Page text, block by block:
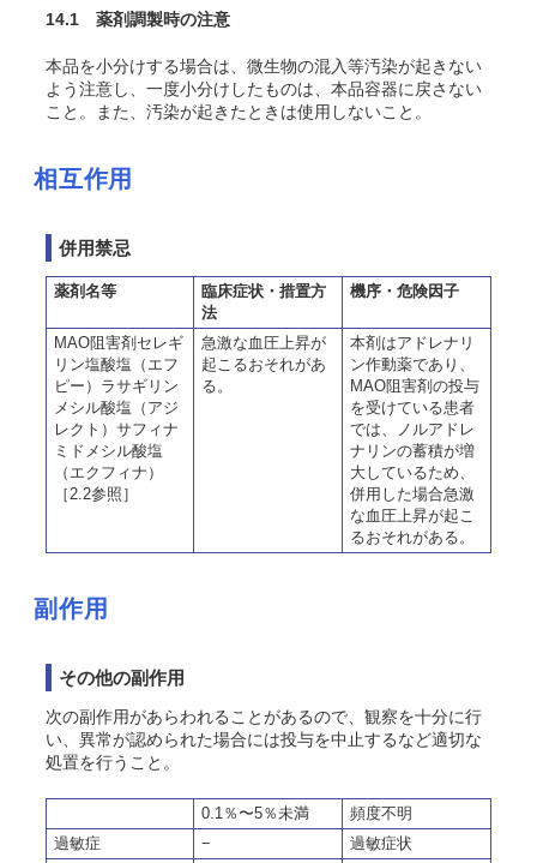
14.1 薬剤調製時の注意
本品を小分けする場合は、微生物の混入等汚染が起きない
よう注意し、一度小分けしたものは、本品容器に戻さない
こと。また、汚染が起きたときは使用しないこと。
相互作用
併用禁忌
薬剤名等
臨床症状・措置方
法
機序・危険因子
MAO阻害剤セレギ
リン塩酸塩（エフ
ピー）ラサギリン
メシル酸塩（アジ
レクト）サフィナ
ミドメシル酸塩
（エクフィナ）
［2.2参照］
急激な血圧上昇が
起こるおそれがあ
る。
本剤はアドレナリ
ン作動薬であり、
MAO阻害剤の投与
を受けている患者
では、ノルアドレ
ナリンの蓄積が増
大しているため、
併用した場合急激
な血圧上昇が起こ
るおそれがある。
副作用
その他の副作用
次の副作用があらわれることがあるので、観察を十分に行
い、異常が認められた場合には投与を中止するなど適切な
処置を行うこと。
0.1％〜5％未満
頻度不明
過敏症
−
過敏症状